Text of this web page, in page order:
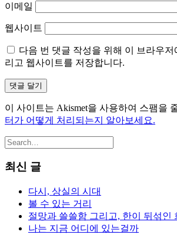
이메일
웹사이트
다음 번 댓글 작성을 위해 이 브라우저
리고 웹사이트를 저장합니다.
이 사이트는 Akismet을 사용하여 스팸을
터가 어떻게 처리되는지 알아보세요.
최신 글
다시, 상실의 시대
볼 수 있는 거리
절망과 쓸쓸함 그리고, 한이 뒤섞인
나는 지금 어디에 있는걸까